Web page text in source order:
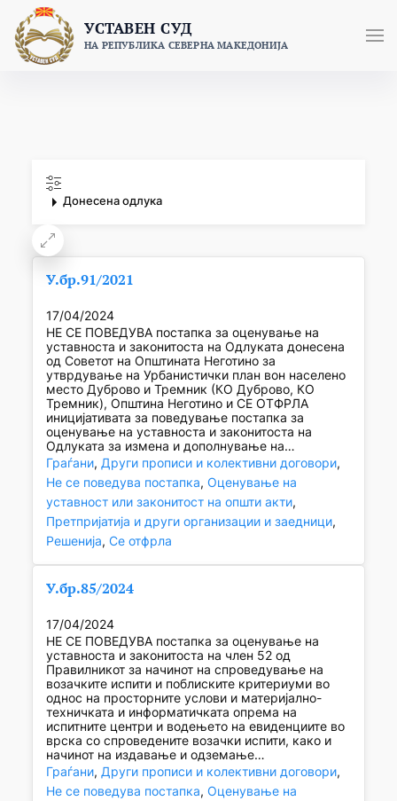
content
УСТАВЕН СУД
НА РЕПУБЛИКА СЕВЕРНА МАКЕДОНИЈА
Донесена одлука
У.бр.91/2021
17/04/2024
НЕ СЕ ПОВЕДУВА постапка за оценување на
уставноста и законитоста на Одлуката донесена
од Советот на Општината Неготино за
утврдување на Урбанистички план вон населено
место Дуброво и Тремник (КО Дуброво, КО
Тремник), Општина Неготино и СЕ ОТФРЛА
иницијативата за поведување постапка за
оценување на уставноста и законитоста на
Одлуката за измена и дополнување на…
Граѓани, Други прописи и колективни договори
Не се поведува постапка, Оценување на
уставност или законитост на општи акти
Претпријатија и други организации и заедници
Решенија, Се отфрла
У.бр.85/2024
17/04/2024
НЕ СЕ ПОВЕДУВА постапка за оценување на
уставноста и законитоста на член 52 од
Правилникот за начинот на спроведување на
возачките испити и поблиските критериуми во
однос на просторните услови и материјално-
техничката и информатичката опрема на
испитните центри и водењето на евиденциите во
врска со спроведените возачки испити, како и
начинот на издавање и одземање…
Граѓани, Други прописи и колективни договори
Не се поведува постапка, Оценување на